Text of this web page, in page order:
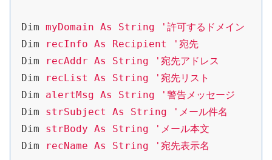
Dim myDomain As String '許可するドメイン
Dim
recInfo As Recipient '宛先
Dim
recAddr As String '宛先アドレス
Dim
recList As String '宛先リスト
Dim
alertMsg As String '警告メッセージ
Dim
strSubject As String 'メール件名
Dim
strBody As String 'メール本文
Dim
recName As String '宛先表示名